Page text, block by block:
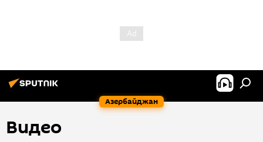
Азербайджан
Видео